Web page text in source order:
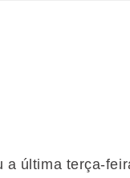
‌‌‌a‌‌‌ ‌‌‌última‌‌‌ terça-